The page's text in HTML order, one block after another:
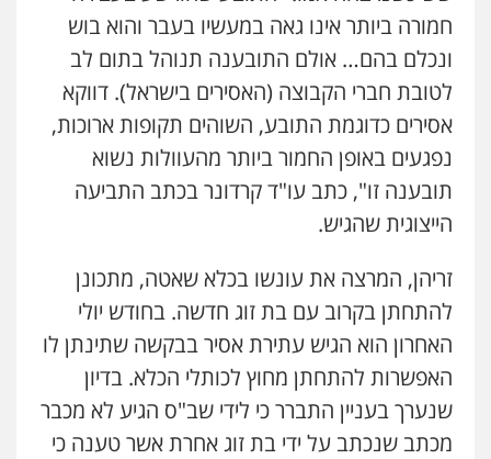
חמורה ביותר אינו גאה במעשיו בעבר והוא בוש
ונכלם בהם… אולם התובענה תנוהל בתום לב
לטובת חברי הקבוצה (האסירים בישראל). דווקא
אסירים כדוגמת התובע, השוהים תקופות ארוכות,
נפגעים באופן החמור ביותר מהעוולות נשוא
תובענה זו", כתב עו"ד קרדונר בכתב התביעה
הייצוגית שהגיש.
זריהן, המרצה את עונשו בכלא שאטה, מתכונן
להתחתן בקרוב עם בת זוג חדשה. בחודש יולי
האחרון הוא הגיש עתירת אסיר בבקשה שתינתן לו
האפשרות להתחתן מחוץ לכותלי הכלא. בדיון
שנערך בעניין התברר כי לידי שב"ס הגיע לא מכבר
מכתב שנכתב על ידי בת זוג אחרת אשר טענה כי